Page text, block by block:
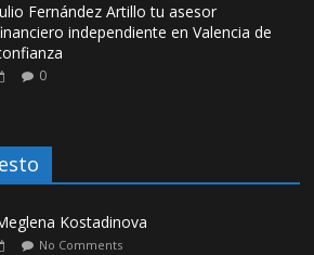
Fernández Artillo tu asesor
independiente en Valencia de
0
Kostadinova
No Comments